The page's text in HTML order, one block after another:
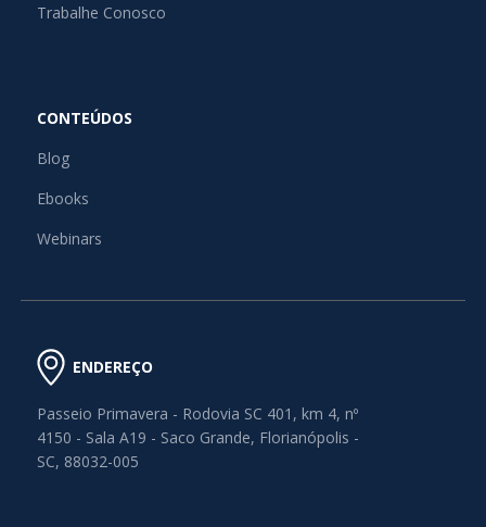
Trabalhe Conosco
CONTEÚDOS
Blog
Ebooks
Webinars
ENDEREÇO
Passeio Primavera - Rodovia SC 401, km 4, nº
4150 - Sala A19 - Saco Grande, Florianópolis -
SC, 88032-005